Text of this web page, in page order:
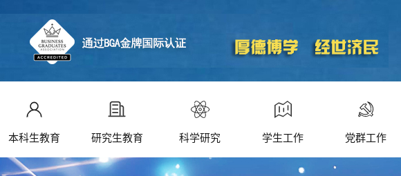
本科生教育 研究生教育 科学研究 学生工作 党群工作